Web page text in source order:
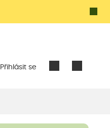
Přihlásit se